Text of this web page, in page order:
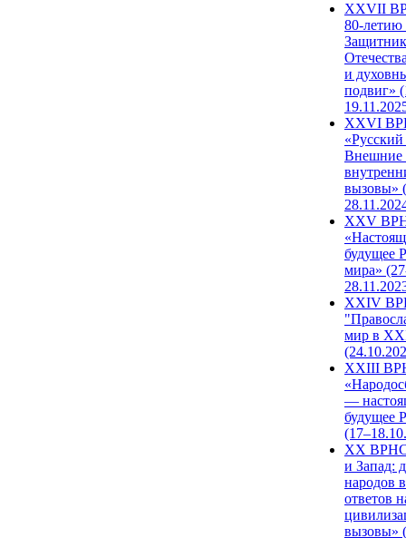
ХХVII
80-
и
подвиг»
XXVI
Внешние
вызовы»
XXV
будущее
мира»
XXIV
мир в
XXIII
—
будущее
XX ВРНС
и Запад:
народов
ответов
вызовы»